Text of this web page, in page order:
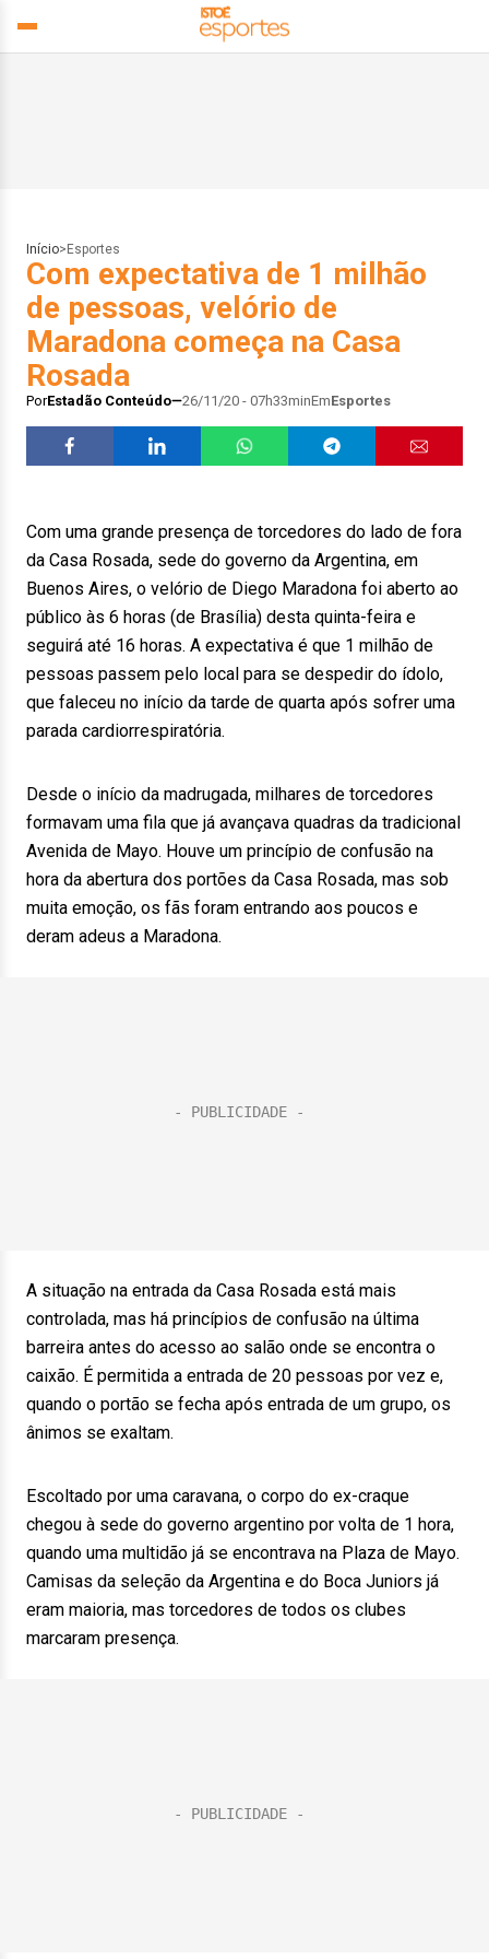
Início> Esportes
Com expectativa de 1 milhão
de pessoas, velório de
Maradona começa na Casa
Rosada
PorEstadão Conteúdo 26/11/20 - 07h33minEmEsportes
Com uma grande presença de torcedores do lado de fora
da Casa Rosada, sede do governo da Argentina, em
Buenos Aires, o velório de Diego Maradona foi aberto ao
público às 6 horas (de Brasília) desta quinta-feira e
seguirá até 16 horas. A expectativa é que 1 milhão de
pessoas passem pelo local para se despedir do ídolo,
que faleceu no início da tarde de quarta após sofrer uma
parada cardiorrespiratória.
Desde o início da madrugada, milhares de torcedores
formavam uma fila que já avançava quadras da tradicional
Avenida de Mayo. Houve um princípio de confusão na
hora da abertura dos portões da Casa Rosada, mas sob
muita emoção, os fãs foram entrando aos poucos e
deram adeus a Maradona.
A situação na entrada da Casa Rosada está mais
controlada, mas há princípios de confusão na última
barreira antes do acesso ao salão onde se encontra o
caixão. É permitida a entrada de 20 pessoas por vez e,
quando o portão se fecha após entrada de um grupo, os
ânimos se exaltam.
Escoltado por uma caravana, o corpo do ex-craque
chegou à sede do governo argentino por volta de 1 hora,
quando uma multidão já se encontrava na Plaza de Mayo.
Camisas da seleção da Argentina e do Boca Juniors já
eram maioria, mas torcedores de todos os clubes
marcaram presença.